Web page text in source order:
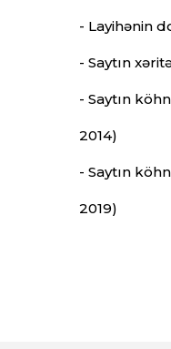
- Layihənin
- Saytın
- Saytın
2014)
- Saytın
2019)